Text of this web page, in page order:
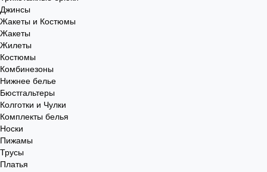
Джинсы
Жакеты и Костюмы
Жакеты
Жилеты
Костюмы
Комбинезоны
Нижнее белье
Бюстгальтеры
Колготки и Чулки
Комплекты белья
Носки
Пижамы
Трусы
Платья